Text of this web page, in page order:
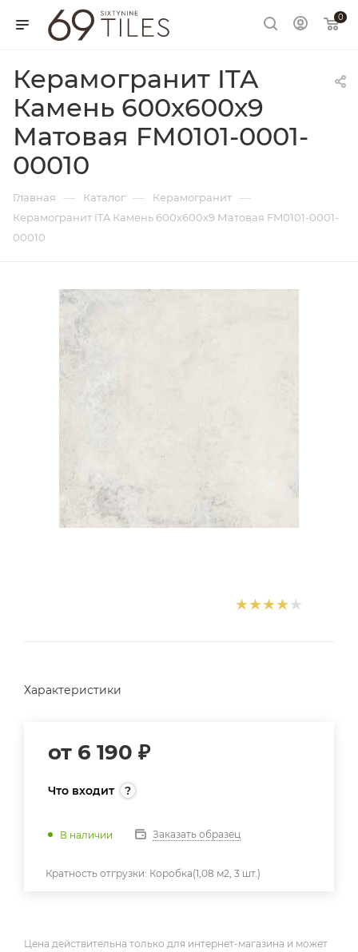
0
Керамогранит ITA
Камень 600х600х9
Матовая FM0101-0001-
00010
Главная — Каталог — Керамогранит —
Керамогранит ITA Камень 600х600х9 Матовая FM0101-0001-
00010
Характеристики
от 6 190 ₽
Что входит
В наличии Заказать образец
Кратность отгрузки: Коробка(1,08 м2, 3 шт.)
Цена действительна только для интернет-магазина и может